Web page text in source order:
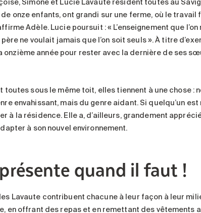
Simone et Lucie Lavaute résident toutes au
onze enfants, ont grandi sur une ferme, où le
Adèle. Lucie poursuit : « L’enseignement que
ne voulait jamais que l’on soit seuls ». À titre
année pour rester avec la dernière de ses
toutes sous le même toit, elles tiennent à une chose :
envahissant, mais du genre aidant. Si quelqu’un
à la résidence. Elle a, d’ailleurs, grandement
à son nouvel environnement.
quand il faut !
Lavaute contribuent chacune à leur façon à leur
en offrant des repas et en remettant des vêtements